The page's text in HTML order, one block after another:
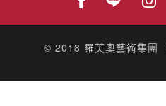
© 2018 羅芙奧藝術集團